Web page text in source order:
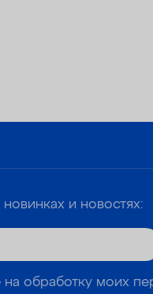
и новостях:
на обработку моих